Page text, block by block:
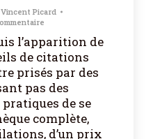
Vincent Picard
l’apparition de
de citations
prisés par des
pas des
de se
complète,
d’un prix